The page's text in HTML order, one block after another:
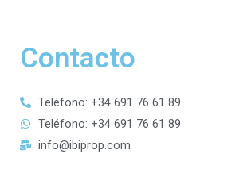
Contacto
Teléfono: +34 691 76 61 89
Teléfono: +34 691 76 61 89
info@ibiprop.com